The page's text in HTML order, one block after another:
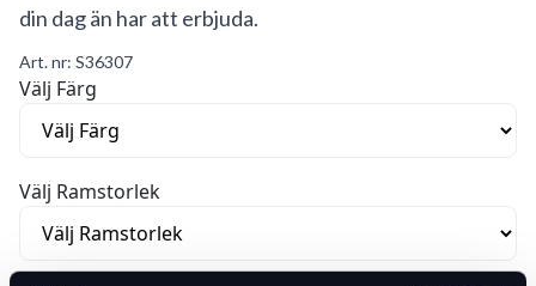
din dag än har att erbjuda.
Art. nr: S36307
Välj Färg
Välj Ramstorlek